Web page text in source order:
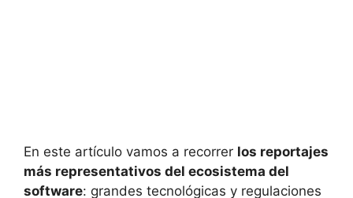
En este artículo vamos a recorrer los reportajes
más representativos del ecosistema del
software: grandes tecnológicas y regulaciones